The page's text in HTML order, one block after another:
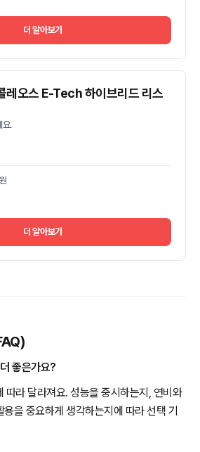
더 알아보기
레오스 E-Tech 하이브리드 리스
요.
더 알아보기
좋은가요?
따라 달라져요. 성능을 중시하는지, 연비와
을 중요하게 생각하는지에 따라 선택 기